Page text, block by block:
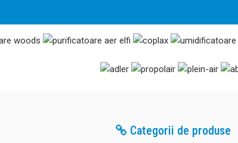
recipient
silentios,
Difuzor
Categorii de produse